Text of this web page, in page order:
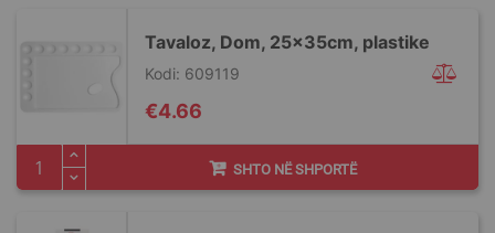
Tavaloz, Dom, 25x35cm, plastike
Kodi: 609119
€4.66
SHTO NË SHPORTË